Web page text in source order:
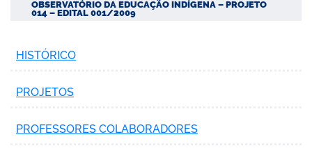
OBSERVATÓRIO DA EDUCAÇÃO INDÍGENA – PROJETO
014 – EDITAL 001/2009
HISTÓRICO
PROJETOS
PROFESSORES COLABORADORES